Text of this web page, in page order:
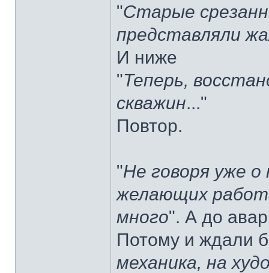
"Старые
представляли
И ниже
"Теперь,
скважин..."
Повтор.
"Не говоря уже
желающих
много". А до
Потому и ждали
механика, на